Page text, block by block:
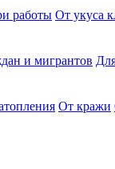
работы От укуса
и мигрантов
От кражи